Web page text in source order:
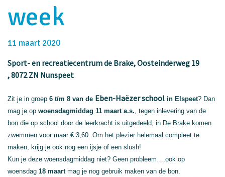
week
11 maart 2020
Sport- en recreatiecentrum de Brake, Oosteinderweg 19
, 8072 ZN Nunspeet
Zit je in groep 6 t/m 8 van de Eben-Haëzer school in Elspeet? Dan
mag je op woensdagmiddag 11 maart a.s., tegen inlevering van de
bon die op school door de leerkracht is uitgedeeld, in De Brake komen
zwemmen voor maar € 3,60. Om het plezier helemaal compleet te
maken, krijg je ook nog een ijsje of een slush!
Kun je deze woensdagmiddag niet? Geen probleem….ook op
woensdag 18 maart mag je nog gebruik maken van de bon.